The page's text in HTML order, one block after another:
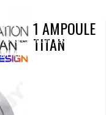
CAMION 12V 24V
PERSONNALISATION S25
CREE LED 10W
1 AMPOULE
TITAN